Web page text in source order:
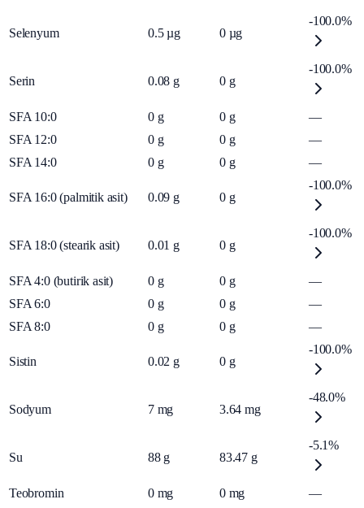
Selenyum 0.5 µg 0 µg
-100.0%
Serin 0.08 g 0 g
-100.0%
SFA 10:0 0 g 0 g
—
SFA 12:0
0 g 0 g
—
SFA 14:0
0 g 0 g —
SFA 16:0 (palmitik asit) 0.09 g 0 g
-100.0%
SFA 18:0 (stearik asit) 0.01 g 0 g
-100.0%
SFA 4:0 (butirik asit) 0 g 0 g
—
SFA 6:0
0 g 0 g
—
SFA 8:0
0 g 0 g —
Sistin 0.02 g 0 g
-100.0%
Sodyum 7 mg 3.64 mg
-48.0%
Su 88 g 83.47 g
-5.1%
Teobromin 0 mg 0 mg —